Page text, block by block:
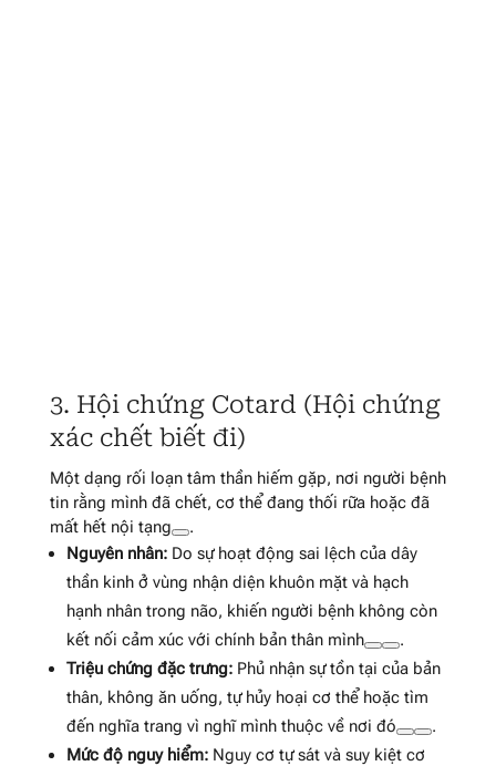
3. Hội chứng Cotard (Hội chứng
xác chết biết đi)
Một dạng rối loạn tâm thần hiếm gặp, nơi người bệnh
tin rằng mình đã chết, cơ thể đang thối rữa hoặc đã
mất hết nội tạng
.
Nguyên nhân:Do sự hoạt động sai lệch của dây
thần kinh ở vùng nhận diện khuôn mặt và hạch
hạnh nhân trong não, khiến người bệnh không còn
kết nối cảm xúc với chính bản thân mình
.
Triệu chứng đặc trưng:Phủ nhận sự tồn tại của bản
thân, không ăn uống, tự hủy hoại cơ thể hoặc tìm
đến nghĩa trang vì nghĩ mình thuộc về nơi đó
.
Mức độ nguy hiểm:Nguy cơ tự sát và suy kiệt cơ